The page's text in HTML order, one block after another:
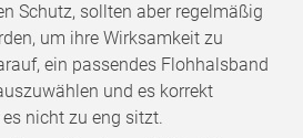
Schutz, sollten aber regelmäßig
um ihre Wirksamkeit zu
ein passendes Flohhalsband
und es korrekt
nicht zu eng sitzt.